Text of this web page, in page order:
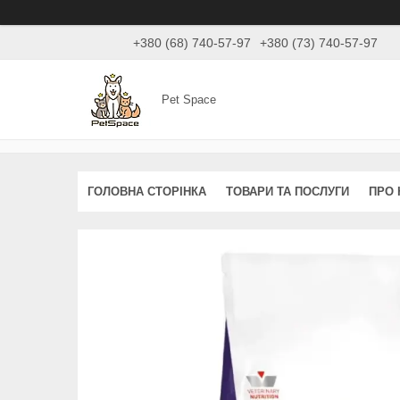
+380 (68) 740-57-97 +380 (73) 740-57-97
Pet Space
ГОЛОВНА СТОРІНКА ТОВАРИ ТА ПОСЛУГИ ПРО